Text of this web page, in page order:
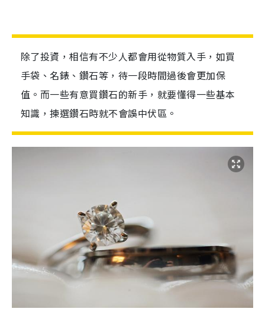
除了投資，相信有不少人都會用從物質入手，如買
手袋、名錶、鑽石等，待一段時間過後會更加保
值。而一些有意買鑽石的新手，就要懂得一些基本
知識，揀選鑽石時就不會誤中伏區。